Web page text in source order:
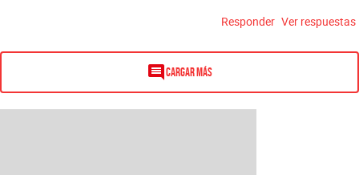
Responder Ver respuestas
Cargar más